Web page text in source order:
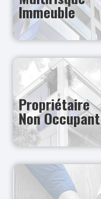
Immeuble
Propriétaire
Non Occupant